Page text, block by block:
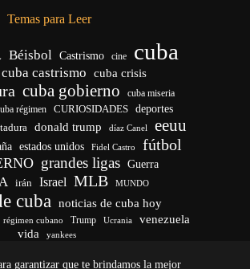
garantizar que te brindamos la mejor
Temas para Leer
Béisbol Castrismo cine cuba
cuba castrismo cuba crisis
cuba gobierno cuba miseria
régimen CURIOSIDADES deportes
donald trump díaz Canel eeuu
estados unidos Fidel Castro fútbol
grandes ligas Guerra
irán Israel MLB MUNDO
cuba
noticias de cuba hoy
régimen cubano Trump Ucrania venezuela
vida yankees